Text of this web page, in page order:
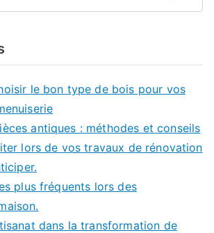
le bon type de bois pour vos
antiques : méthodes et conseils
lors de vos travaux de rénovation
plus fréquents lors des
dans la transformation de